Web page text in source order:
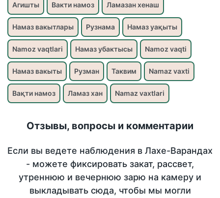
Агишты Вакти намоз Ламазан хенаш
Намаз вакытлары Рузнама Намаз уақыты
Namoz vaqtlari Намаз убактысы Namoz vaqti
Намаз вакыты Рузман Таквим Namaz vaxti
Вақти намоз Ламаз хан Namaz vaxtlari
Отзывы, вопросы и комментарии
Если вы ведете наблюдения в Лахе-Варандах
- можете фиксировать закат, рассвет,
утреннюю и вечернюю зарю на камеру и
выкладывать сюда, чтобы мы могли